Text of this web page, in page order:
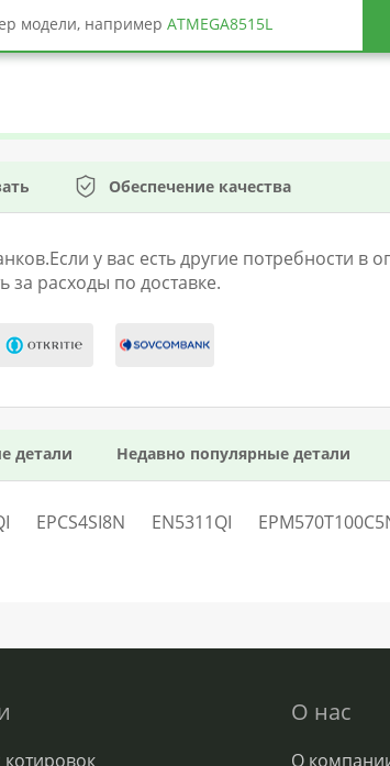
модели, например ATMEGA8515L
Обеспечение качества
у вас есть другие потребности в
расходы по доставке.
детали Недавно популярные детали
EPCS4SI8N EN5311QI
О нас
О